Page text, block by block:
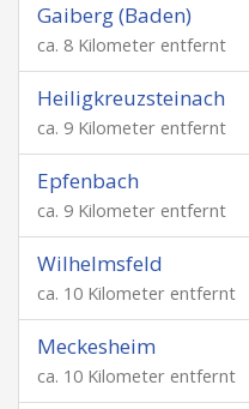
Gaiberg (Baden)
ca. 8 Kilometer entfernt
Heiligkreuzsteinach
ca. 9 Kilometer entfernt
Epfenbach
ca. 9 Kilometer entfernt
Wilhelmsfeld
ca. 10 Kilometer entfernt
Meckesheim
ca. 10 Kilometer entfernt